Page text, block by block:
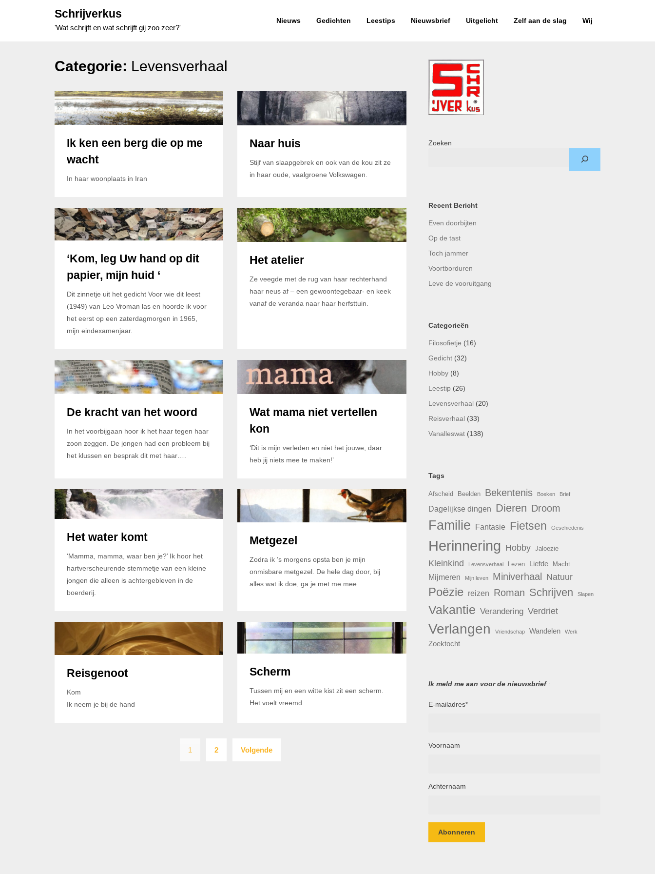
Schrijverkus
'Wat schrijft en wat schrijft gij zoo zeer?'
Nieuws Gedichten Leestips Nieuwsbrief Uitgelicht Zelf aan de slag Wij
Categorie: Levensverhaal
Ik ken een berg die op me
wacht
In haar woonplaats in Iran
Naar huis
Stijf van slaapgebrek en ook van de kou zit ze
in haar oude, vaalgroene Volkswagen.
‘Kom, leg Uw hand op dit
papier, mijn huid ‘
Dit zinnetje uit het gedicht Voor wie dit leest
(1949) van Leo Vroman las en hoorde ik voor
het eerst op een zaterdagmorgen in 1965,
mijn eindexamenjaar.
Het atelier
Ze veegde met de rug van haar rechterhand
haar neus af – een gewoontegebaar- en keek
vanaf de veranda naar haar herfsttuin.
De kracht van het woord
In het voorbijgaan hoor ik het haar tegen haar
zoon zeggen. De jongen had een probleem bij
het klussen en besprak dit met haar….
Wat mama niet vertellen
kon
‘Dit is mijn verleden en niet het jouwe, daar
heb jij niets mee te maken!’
Het water komt
‘Mamma, mamma, waar ben je?’ Ik hoor het
hartverscheurende stemmetje van een kleine
jongen die alleen is achtergebleven in de
boerderij.
Metgezel
Zodra ik ’s morgens opsta ben je mijn
onmisbare metgezel. De hele dag door, bij
alles wat ik doe, ga je met me mee.
Reisgenoot
Kom
Ik neem je bij de hand
Scherm
Tussen mij en een witte kist zit een scherm.
Het voelt vreemd.
paginering
1 2 Volgende
Zoeken
Recent Bericht
Even doorbijten
Op de tast
Toch jammer
Voortborduren
Leve de vooruitgang
Categorieën
Filosofietje (16)
Gedicht(32)
Hobby(8)
Leestip (26)
Levensverhaal (20)
Reisverhaal (33)
Vanalleswat(138)
Tags
Afscheid Beelden Bekentenis Boeken Brief
Dagelijkse dingen Dieren Droom
Familie Fantasie Fietsen Geschiedenis
Herinnering Hobby Jaloezie
Kleinkind Levensverhaal Lezen Liefde Macht
Mijmeren Mijn leven Miniverhaal Natuur
Poëzie reizen Roman Schrijven Slapen
Vakantie Verandering Verdriet
Verlangen Vriendschap Wandelen Werk
Zoektocht
Ik meld me aan voor de nieuwsbrief:
E-mailadres*
Voornaam
Achternaam
Abonneren